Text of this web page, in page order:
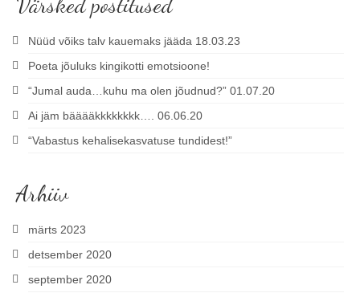
Nüüd võiks talv kauemaks jääda 18.03.23
Poeta jõuluks kingikotti emotsioone!
“Jumal auda…kuhu ma olen jõudnud?” 01.07.20
Ai jäm bääääkkkkkkkk…. 06.06.20
“Vabastus kehalisekasvatuse tundidest!”
Arhiiv
märts 2023
detsember 2020
september 2020